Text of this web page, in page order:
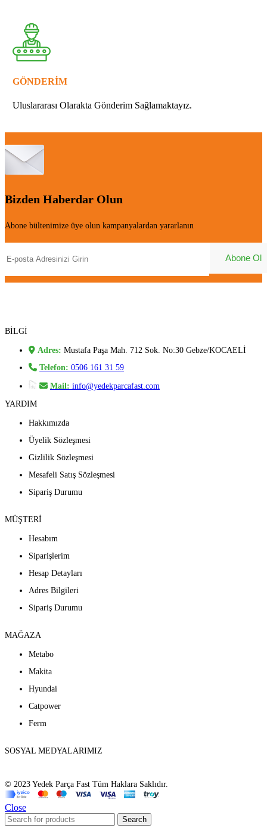
GÖNDERİM
Uluslararası Olarakta Gönderim Sağlamaktayız.
Bizden Haberdar Olun
Abone bültenimize üye olun kampanyalardan yararlanın
BİLGİ
Adres: Mustafa Paşa Mah. 712 Sok. No:30 Gebze/KOCAELİ
Telefon: 0506 161 31 59
Mail: info@yedekparcafast.com
YARDIM
Hakkımızda
Üyelik Sözleşmesi
Gizlilik Sözleşmesi
Mesafeli Satış Sözleşmesi
Sipariş Durumu
MÜŞTERİ
Hesabım
Siparişlerim
Hesap Detayları
Adres Bilgileri
Sipariş Durumu
MAĞAZA
Metabo
Makita
Hyundai
Catpower
Ferm
SOSYAL MEDYALARIMIZ
© 2023 Yedek Parça Fast Tüm Haklara Saklıdır.
Close
Search